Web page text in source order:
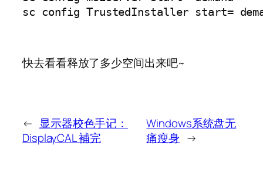
快去看看释放了多少空间出来吧~
← 显示器校色手记：
DisplayCAL 補完
Windows系统盘无
痛瘦身 →